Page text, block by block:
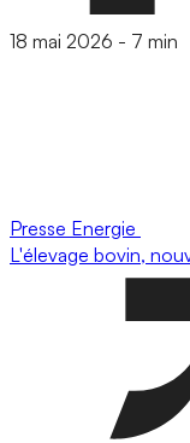
18 mai 2026 - 7 min
Presse Energie
L'élevage bovin,